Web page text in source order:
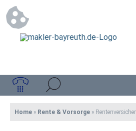
Home » Rente & Vorsorge »